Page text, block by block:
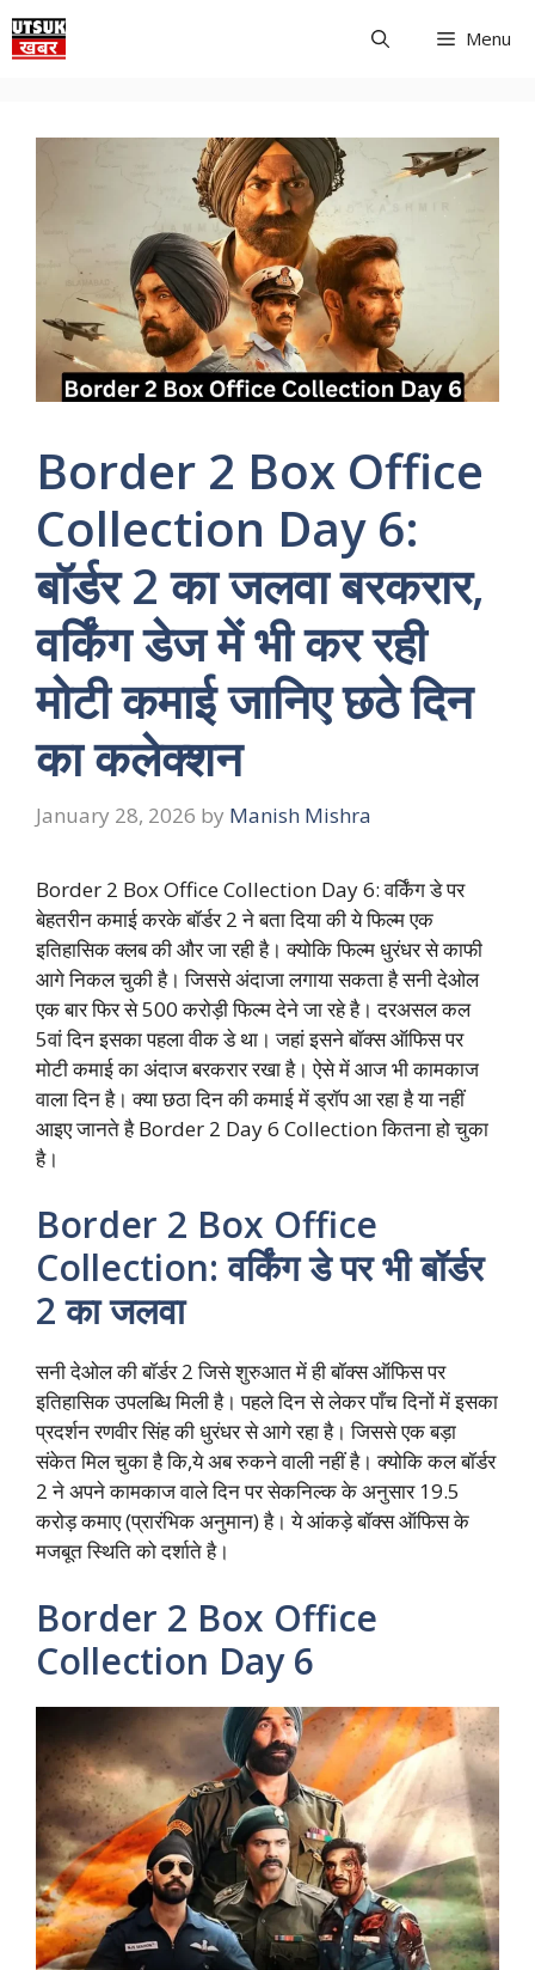
Skip
to
Menu
Border 2 Box Office
Collection Day 6:
बॉर्डर 2 का जलवा बरकरार,
वर्किंग डेज में भी कर रही
मोटी कमाई जानिए छठे दिन
का कलेक्शन
January 28, 2026 by Manish Mishra
Border 2 Box Office Collection Day 6: वर्किंग डे पर
बेहतरीन कमाई करके बॉर्डर 2 ने बता दिया की ये फिल्म एक
इतिहासिक क्लब की और जा रही है। क्योकि फिल्म धुरंधर से काफी
आगे निकल चुकी है। जिससे अंदाजा लगाया सकता है सनी देओल
एक बार फिर से 500 करोड़ी फिल्म देने जा रहे है। दरअसल कल
5वां दिन इसका पहला वीक डे था। जहां इसने बॉक्स ऑफिस पर
मोटी कमाई का अंदाज बरकरार रखा है। ऐसे में आज भी कामकाज
वाला दिन है। क्या छठा दिन की कमाई में ड्रॉप आ रहा है या नहीं
आइए जानते है Border 2 Day 6 Collection कितना हो चुका
है।
Border 2 Box Office
Collection: वर्किंग डे पर भी बॉर्डर
2 का जलवा
सनी देओल की बॉर्डर 2 जिसे शुरुआत में ही बॉक्स ऑफिस पर
इतिहासिक उपलब्धि मिली है। पहले दिन से लेकर पाँच दिनों में इसका
प्रदर्शन रणवीर सिंह की धुरंधर से आगे रहा है। जिससे एक बड़ा
संकेत मिल चुका है कि,ये अब रुकने वाली नहीं है। क्योकि कल बॉर्डर
2 ने अपने कामकाज वाले दिन पर सेकनिल्क के अनुसार 19.5
करोड़ कमाए (प्रारंभिक अनुमान) है। ये आंकड़े बॉक्स ऑफिस के
मजबूत स्थिति को दर्शाते है।
Border 2 Box Office
Collection Day 6